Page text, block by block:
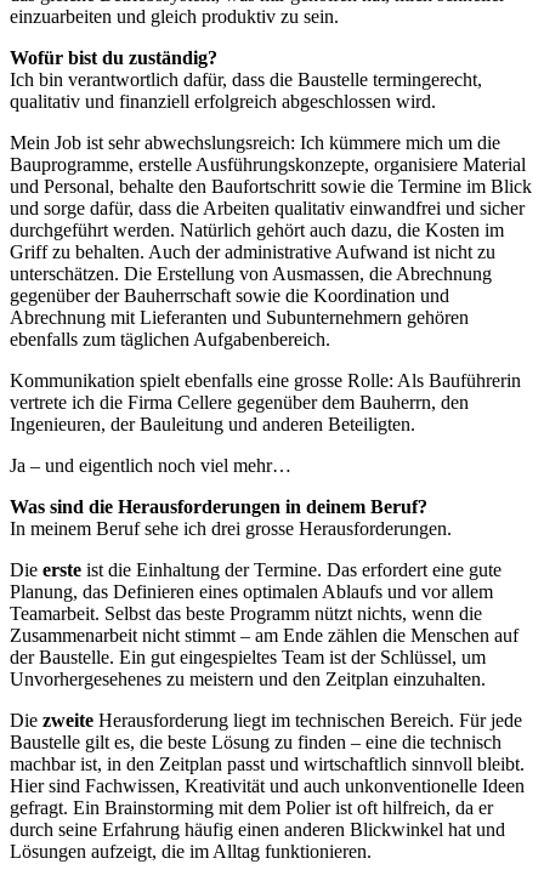
einzuarbeiten und gleich produktiv zu sein.
Wofür bist du zuständig?
Ich bin verantwortlich dafür, dass die Baustelle termingerecht,
qualitativ und finanziell erfolgreich abgeschlossen wird.
Mein Job ist sehr abwechslungsreich: Ich kümmere mich um die
Bauprogramme, erstelle Ausführungskonzepte, organisiere Material
und Personal, behalte den Baufortschritt sowie die Termine im Blick
und sorge dafür, dass die Arbeiten qualitativ einwandfrei und sicher
durchgeführt werden. Natürlich gehört auch dazu, die Kosten im
Griff zu behalten. Auch der administrative Aufwand ist nicht zu
unterschätzen. Die Erstellung von Ausmassen, die Abrechnung
gegenüber der Bauherrschaft sowie die Koordination und
Abrechnung mit Lieferanten und Subunternehmern gehören
ebenfalls zum täglichen Aufgabenbereich.
Kommunikation spielt ebenfalls eine grosse Rolle: Als Bauführerin
vertrete ich die Firma Cellere gegenüber dem Bauherrn, den
Ingenieuren, der Bauleitung und anderen Beteiligten.
Ja – und eigentlich noch viel mehr…
Was sind die Herausforderungen in deinem Beruf?
In meinem Beruf sehe ich drei grosse Herausforderungen.
Die erste ist die Einhaltung der Termine. Das erfordert eine gute
Planung, das Definieren eines optimalen Ablaufs und vor allem
Teamarbeit. Selbst das beste Programm nützt nichts, wenn die
Zusammenarbeit nicht stimmt – am Ende zählen die Menschen auf
der Baustelle. Ein gut eingespieltes Team ist der Schlüssel, um
Unvorhergesehenes zu meistern und den Zeitplan einzuhalten.
Die zweite Herausforderung liegt im technischen Bereich. Für jede
Baustelle gilt es, die beste Lösung zu finden – eine die technisch
machbar ist, in den Zeitplan passt und wirtschaftlich sinnvoll bleibt.
Hier sind Fachwissen, Kreativität und auch unkonventionelle Ideen
gefragt. Ein Brainstorming mit dem Polier ist oft hilfreich, da er
durch seine Erfahrung häufig einen anderen Blickwinkel hat und
Lösungen aufzeigt, die im Alltag funktionieren.